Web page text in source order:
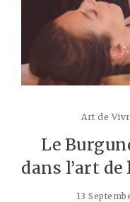
Art de
Le
dans l’art
13